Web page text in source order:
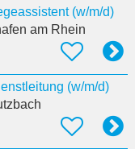
(w/m/d)
am Rhein
(w/m/d)